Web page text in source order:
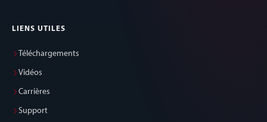
LIENS UTILES
Téléchargements
Vidéos
Carrières
Support